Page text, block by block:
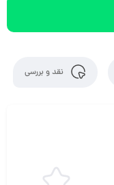
نقد و بررسی